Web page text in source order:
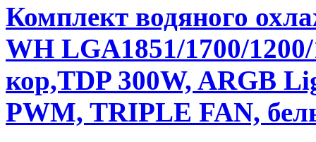
Комплект водяного
WH LGA1851/1700/
кор,TDP 300W, ARGB
PWM, TRIPLE FAN,